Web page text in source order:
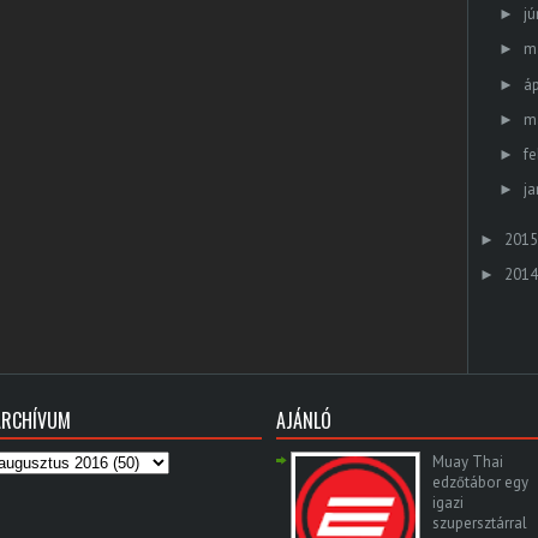
►
►
►
►
►
►
► 2015
► 2014
AJÁNLÓ
Muay Thai
edzőtábor egy
igazi
szupersztárral